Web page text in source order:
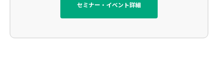
セミナー・イベント詳細